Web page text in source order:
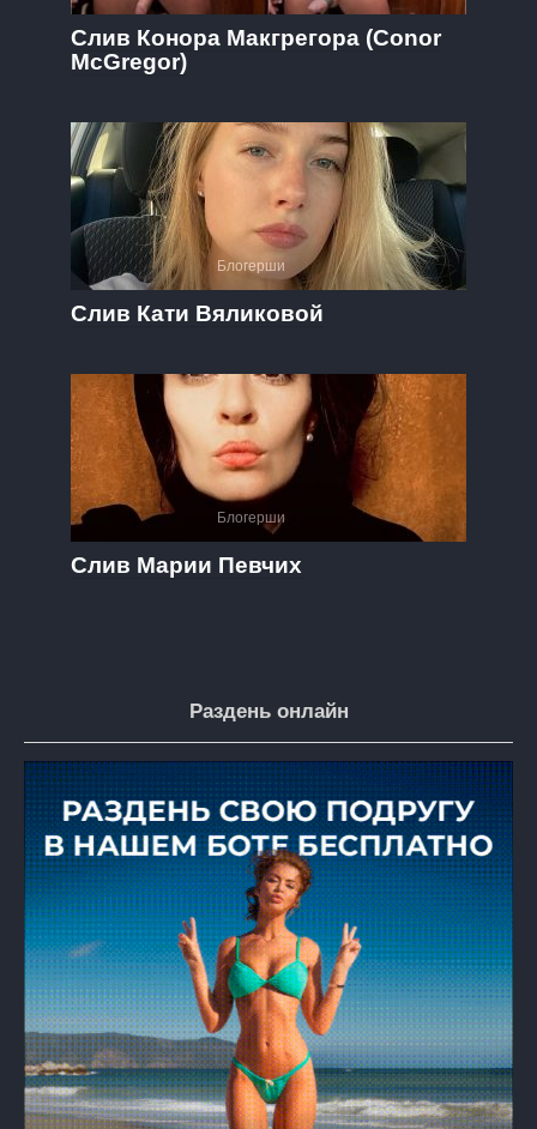
Слив Конора Макгрегора (Conor
McGregor)
Блогерши
Слив Кати Вяликовой
Блогерши
Слив Марии Певчих
Раздень онлайн